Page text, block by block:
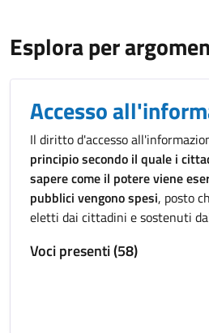
Esplora per
Accesso
Il diritto d'accesso
principio secondo il quale i
sapere come il potere viene
pubblici vengono spesi, posto
eletti dai cittadini e sostenuti
Voci presenti (58)